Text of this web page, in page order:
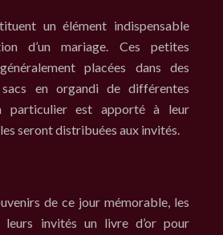
un élément indispensable
d’un mariage. Ces petites
placées dans des
en organdi de différentes
particulier est apporté à leur
seront distribuées aux invités.
de ce jour mémorable, les
invités un livre d’or pour